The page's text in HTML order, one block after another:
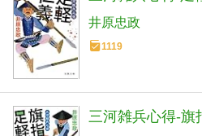
井原忠政
1119
三河雑兵心得-旗